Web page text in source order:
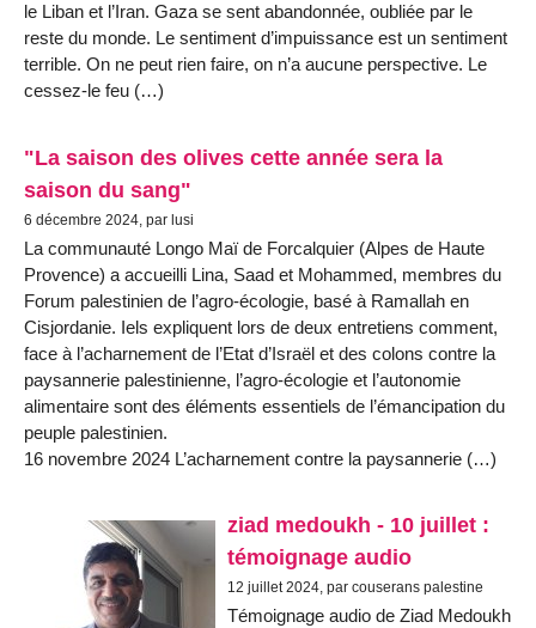
le Liban et l’Iran. Gaza se sent abandonnée, oubliée par le
reste du monde. Le sentiment d’impuissance est un sentiment
terrible. On ne peut rien faire, on n’a aucune perspective. Le
cessez-le feu (…)
"La saison des olives cette année sera la
saison du sang"
6 décembre 2024, par lusi
La communauté Longo Maï de Forcalquier (Alpes de Haute
Provence) a accueilli Lina, Saad et Mohammed, membres du
Forum palestinien de l’agro-écologie, basé à Ramallah en
Cisjordanie. Iels expliquent lors de deux entretiens comment,
face à l’acharnement de l’Etat d’Israël et des colons contre la
paysannerie palestinienne, l’agro-écologie et l’autonomie
alimentaire sont des éléments essentiels de l’émancipation du
peuple palestinien.
16 novembre 2024 L’acharnement contre la paysannerie (…)
ziad medoukh - 10 juillet :
témoignage audio
12 juillet 2024, par couserans palestine
Témoignage audio de Ziad Medoukh